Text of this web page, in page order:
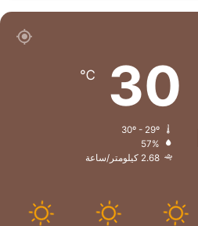
30
℃
57%
2.68 كيلومتر/ساعة